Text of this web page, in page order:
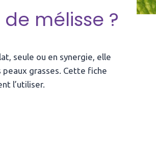
mélisse ?
seule ou en synergie, elle
grasses. Cette fiche
l’utiliser.